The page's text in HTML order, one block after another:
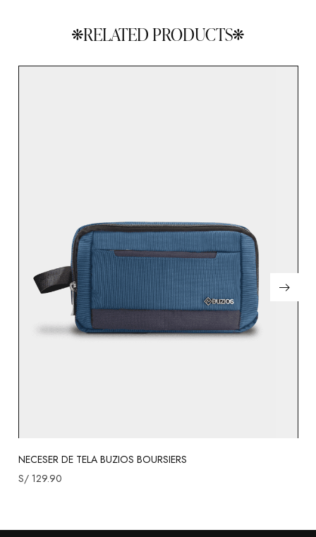
RELATED PRODUCTS
NECESER DE TELA BUZIOS BOURSIERS
S/ 129.90